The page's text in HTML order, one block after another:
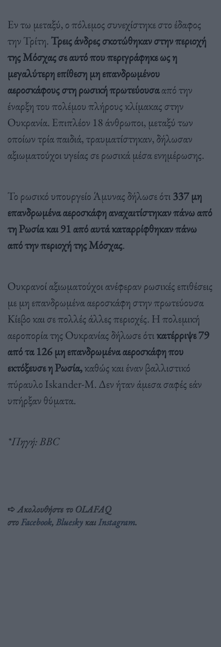
Εν τω μεταξύ, ο πόλεμος συνεχίστηκε στο έδαφος
την Τρίτη. Τρεις άνδρες σκοτώθηκαν στην περιοχή
της Μόσχας σε αυτό που περιγράφηκε ως η
μεγαλύτερη επίθεση μη επανδρωμένου
αεροσκάφους στη ρωσική πρωτεύουσααπό την
έναρξη του πολέμου πλήρους κλίμακας στην
Ουκρανία. Επιπλέον 18 άνθρωποι, μεταξύ των
οποίων τρία παιδιά, τραυματίστηκαν, δήλωσαν
αξιωματούχοι υγείας σε ρωσικά μέσα ενημέρωσης.
Το ρωσικό υπουργείο Άμυνας δήλωσε ότι337 μη
επανδρωμένα αεροσκάφη αναχαιτίστηκαν πάνω από
τη Ρωσία και 91 από αυτά καταρρίφθηκαν πάνω
από την περιοχή της Μόσχας.
Ουκρανοί αξιωματούχοι ανέφεραν ρωσικές επιθέσεις
με μη επανδρωμένα αεροσκάφη στην πρωτεύουσα
Κίεβο και σε πολλές άλλες περιοχές. Η πολεμική
αεροπορία της Ουκρανίας δήλωσε ότικατέρριψε 79
από τα 126 μη επανδρωμένα αεροσκάφη που
εκτόξευσε η Ρωσία,καθώς και έναν βαλλιστικό
πύραυλο Iskander-M. Δεν ήταν άμεσα σαφές εάν
υπήρξαν θύματα.
*Πηγή: BBC
➪ Ακολουθήστε το OLAFAQ
στοFacebook, Bluesky καιInstagram.